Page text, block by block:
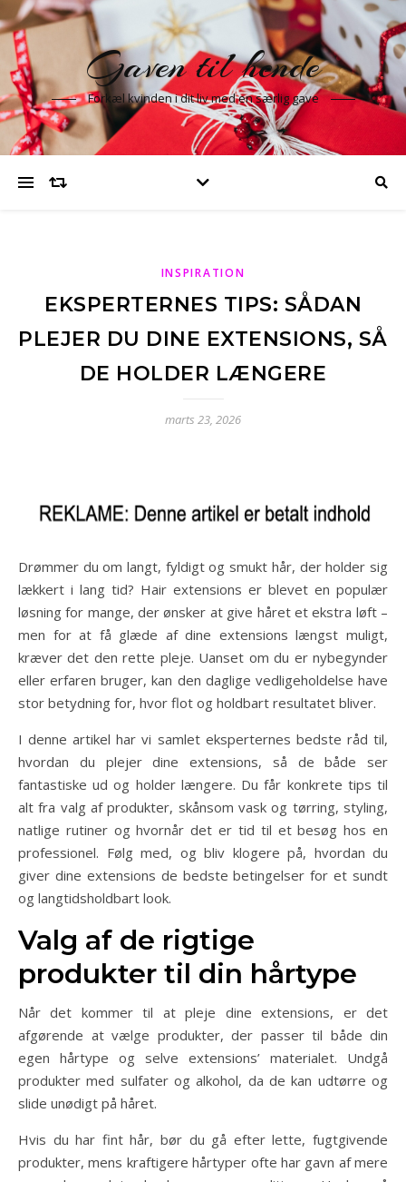
Gaven til hende
Forkæl kvinden i dit liv med en særlig gave
INSPIRATION
EKSPERTERNES TIPS: SÅDAN
PLEJER DU DINE EXTENSIONS, SÅ
DE HOLDER LÆNGERE
marts 23, 2026
Drømmer du om langt, fyldigt og smukt hår, der holder sig
lækkert i lang tid? Hair extensions er blevet en populær
løsning for mange, der ønsker at give håret et ekstra løft –
men for at få glæde af dine extensions længst muligt,
kræver det den rette pleje. Uanset om du er nybegynder
eller erfaren bruger, kan den daglige vedligeholdelse have
stor betydning for, hvor flot og holdbart resultatet bliver.
I denne artikel har vi samlet eksperternes bedste råd til,
hvordan du plejer dine extensions, så de både ser
fantastiske ud og holder længere. Du får konkrete tips til
alt fra valg af produkter, skånsom vask og tørring, styling,
natlige rutiner og hvornår det er tid til et besøg hos en
professionel. Følg med, og bliv klogere på, hvordan du
giver dine extensions de bedste betingelser for et sundt
og langtidsholdbart look.
Valg af de rigtige
produkter til din hårtype
Når det kommer til at pleje dine extensions, er det
afgørende at vælge produkter, der passer til både din
egen hårtype og selve extensions’ materialet. Undgå
produkter med sulfater og alkohol, da de kan udtørre og
slide unødigt på håret.
Hvis du har fint hår, bør du gå efter lette, fugtgivende
produkter, mens kraftigere hårtyper ofte har gavn af mere